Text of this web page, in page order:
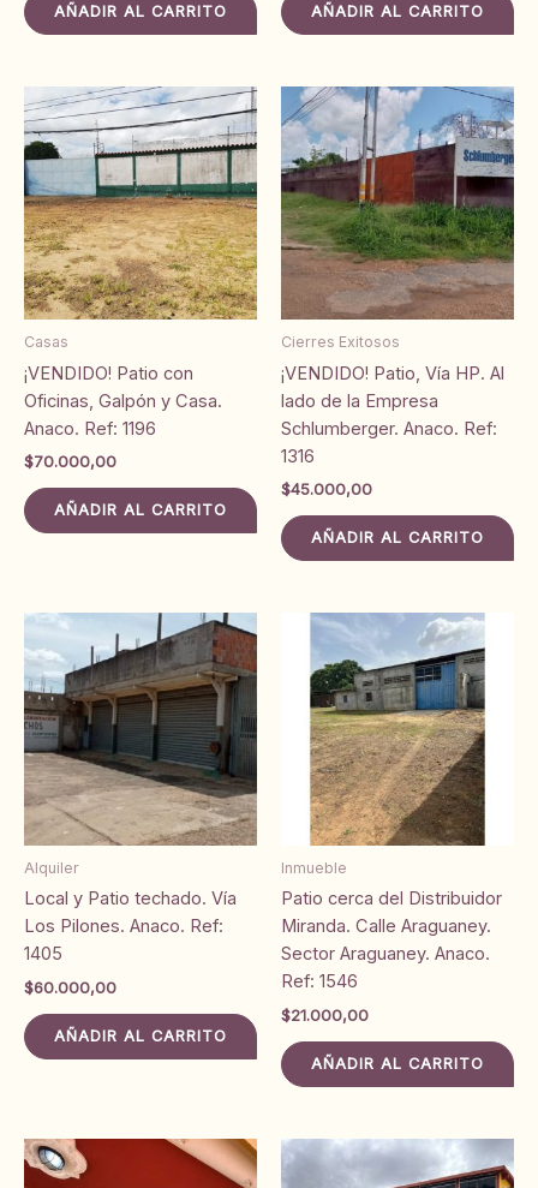
AÑADIR AL CARRITO AÑADIR AL CARRITO
Casas
¡VENDIDO! Patio con
Oficinas, Galpón y Casa.
Anaco. Ref: 1196
$70.000,00
AÑADIR AL CARRITO
Cierres Exitosos
¡VENDIDO! Patio, Vía HP. Al
lado de la Empresa
Schlumberger. Anaco. Ref:
1316
$45.000,00
AÑADIR AL CARRITO
Alquiler
Local y Patio techado. Vía
Los Pilones. Anaco. Ref:
1405
$60.000,00
AÑADIR AL CARRITO
Inmueble
Patio cerca del Distribuidor
Miranda. Calle Araguaney.
Sector Araguaney. Anaco.
Ref: 1546
$21.000,00
AÑADIR AL CARRITO